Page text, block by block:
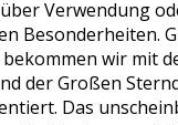
Verwendung
Besonderheiten.
wir mit
der Großen
Das